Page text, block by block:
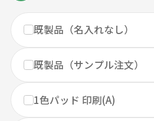
既製品（名入れなし）
既製品（サンプル注文）
1色パッド 印刷(A)